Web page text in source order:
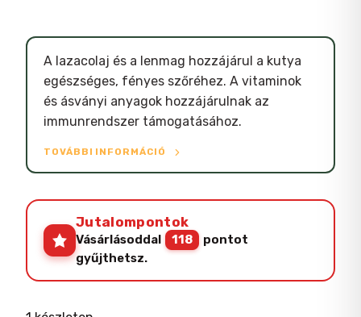
A lazacolaj és a lenmag hozzájárul a kutya
egészséges, fényes szőréhez. A vitaminok
és ásványi anyagok hozzájárulnak az
immunrendszer támogatásához.
TOVÁBBI INFORMÁCIÓ
Jutalompontok
Vásárlásoddal 118
pontot
gyűjthetsz.